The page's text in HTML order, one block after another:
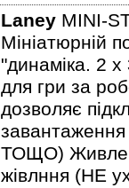
Laney MINI-
Мініатюрній
"динаміка. 2
для гри за
дозволяє
завантаження
ТОЩО)
жівлння (НЕ